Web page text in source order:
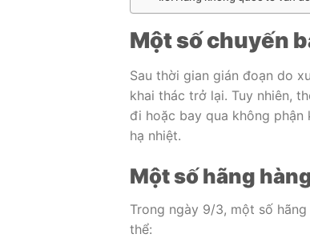
Một số chuyến
Sau thời gian gián đoạn do
khai thác trở lại. Tuy nhiên,
đi hoặc bay qua không
hạ nhiệt.
Một số hãng
Trong ngày 9/3, một số
thể: